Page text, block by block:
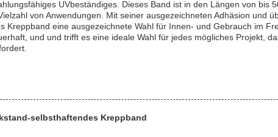
UVbeständiges. Dieses Band ist in den Längen von bis
von Anwendungen. Mit seiner ausgezeichneten Adhäsion und
Kreppband eine ausgezeichnete Wahl für Innen- und Gebrauch im
und und trifft es eine ideale Wahl für jedes mögliches Projekt,
selbsthaftendes Kreppband